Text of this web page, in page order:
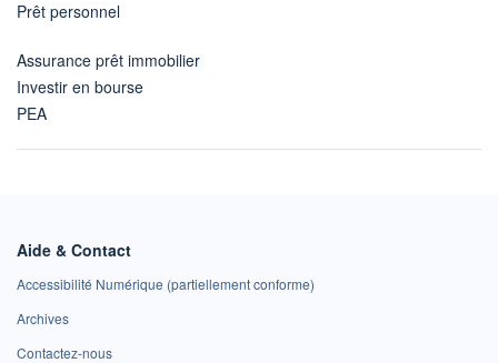
Prêt personnel
Assurance prêt immobilier
Investir en bourse
PEA
Aide & Contact
Accessibilité Numérique (partiellement conforme)
Archives
Contactez-nous